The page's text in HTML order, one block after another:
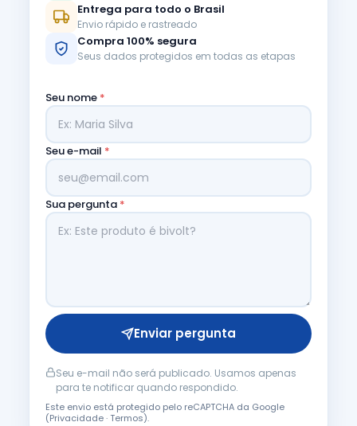
Entrega para todo o Brasil
Envio rápido e rastreado
Compra 100% segura
Seus dados protegidos em todas as etapas
Seu nome *
Seu e-mail *
Sua pergunta *
Enviar pergunta
Seu e-mail não será publicado. Usamos apenas
para te notificar quando respondido.
Este envio está protegido pelo reCAPTCHA da Google
(Privacidade·Termos).